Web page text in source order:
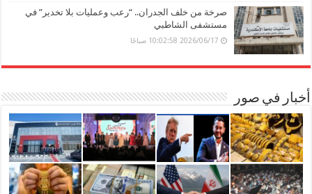
صرخة من خلف الجدران.. “رعب وعمليات بلا تخدير” في
مستشفى الشاطبي
2026/06/17 10:02:58 صباحًا
أخبار في صور